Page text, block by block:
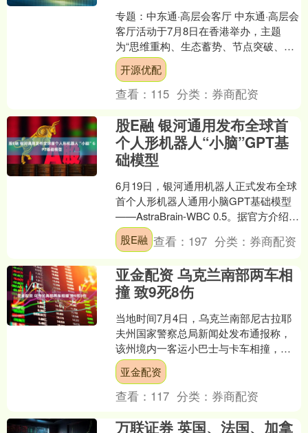
专题：中东通·高层会客厅 中东通·高层会
客厅活动于7月8日在香港举办，主题
为“思维重构、生态蓄势、节点突破、行
者致远”。《南华早报》AI创新总监周昕
出席并担任圆....
开源优配
查看： 115 分类： 券商配资
股E融 银河通用发布全球首
个人形机器人“小脑”GPT基
础模型
6月19日，银河通用机器人正式发布全球
首个人形机器人通用小脑GPT基础模型
——AstraBrain-WBC 0.5。据官方介绍，
该模型基于2万小时人类动作数据训....
股E融 查看： 197 分类： 券商配资
亚金配资 乌克兰南部两车相
撞 致9死8伤
当地时间7月4日，乌克兰南部尼古拉耶
夫州国家警察总局新闻处发布通报称，
该州境内一客运小巴士与卡车相撞，目
前已造成9人死亡、8人受伤。据悉，相
关工作人员已赶赴事故....
亚金配资
查看： 117 分类： 券商配资
万联证券 英国、法国、加拿